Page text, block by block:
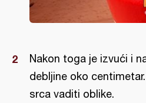
Nakon toga je izvući i
debljine oko
srca vaditi oblike.